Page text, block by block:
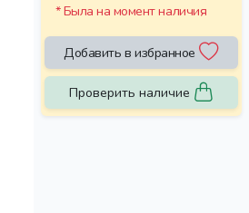
* Была на момент наличия
Добавить в избранное
Проверить наличие